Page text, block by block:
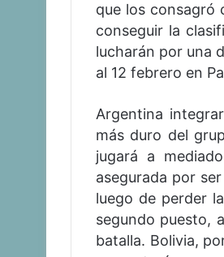
que los consagró
conseguir la
lucharán por una
al 12 febrero en
Argentina
más duro del
jugará a
asegurada por
luego de perder
segundo puesto,
batalla. Bolivia,